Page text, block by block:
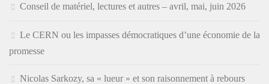
Conseil de matériel, lectures et autres – avril, mai, juin 2026
Le CERN ou les impasses démocratiques d’une économie de la
promesse
Nicolas Sarkozy, sa « lueur » et son raisonnement à rebours